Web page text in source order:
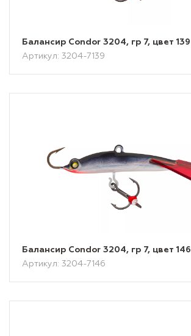
Балансир Condor 3204, гр 7, цвет 139
Артикул: 3204-7139
Балансир Condor 3204, гр 7, цвет 146
Артикул: 3204-7146